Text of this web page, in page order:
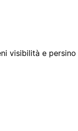
visibilità e persino